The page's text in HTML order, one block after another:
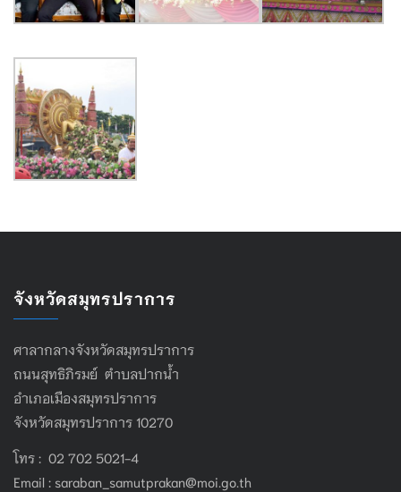
จังหวัดสมุทรปราการ
ศาลากลางจังหวัดสมุทรปราการ
ถนนสุทธิภิรมย์ ตำบลปากน้ำ
อำเภอเมืองสมุทรปราการ
จังหวัดสมุทรปราการ 10270
โทร : 02 702 5021-4
Email : saraban_samutprakan@moi.go.th